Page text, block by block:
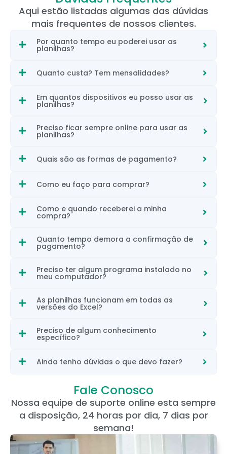
Aqui estão listadas algumas das dúvidas
mais frequentes de nossos clientes.
Por quanto tempo eu poderei usar as
planilhas?
Quanto custa? Tem mensalidades?
Em quantos dispositivos eu posso usar as
planilhas?
Preciso ficar sempre online para usar as
planilhas?
Quais são as formas de pagamento?
Como eu faço para comprar?
Como e quando receberei a minha
compra?
Quanto tempo demora a confirmação de
pagamento?
Preciso ter algum programa instalado no
meu computador?
As planilhas funcionam em todas as
versões do Excel?
Preciso de algum conhecimento
específico?
Ainda tenho dúvidas o que devo fazer?
Fale Conosco
Nossa equipe de suporte online esta sempre
a disposição, 24 horas por dia, 7 dias por
semana!